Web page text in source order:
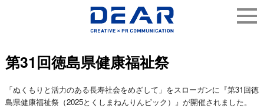
第31回徳島県健康福祉祭
「ぬくもりと活力のある長寿社会をめざして」をスローガンに『第31回徳
島県健康福祉祭（2025とくしまねんりんピック）』が開催されました。